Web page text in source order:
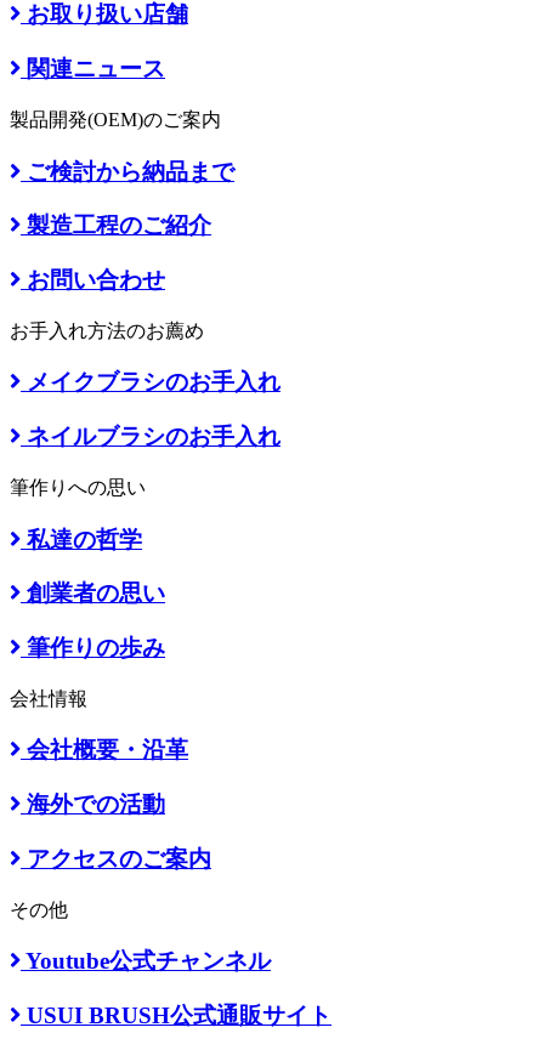
お取り扱い店舗
関連ニュース
製品開発(OEM)のご案内
ご検討から納品まで
製造工程のご紹介
お問い合わせ
お手入れ方法のお薦め
メイクブラシのお手入れ
ネイルブラシのお手入れ
筆作りへの思い
私達の哲学
創業者の思い
筆作りの歩み
会社情報
会社概要・沿革
海外での活動
アクセスのご案内
その他
Youtube公式チャンネル
USUI BRUSH公式通販サイト